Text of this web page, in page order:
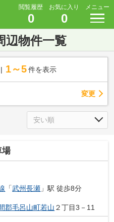
閲覧履歴
0
お気に入り
0
メニュー
辺物件一覧
1～5 件を表示
変更
場
「武州長瀬 」駅 徒歩8分
郡毛呂山町若山 ２丁目3－11